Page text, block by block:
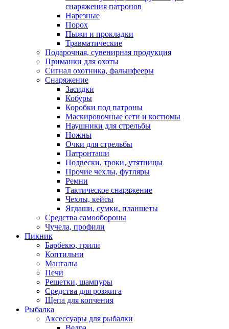
снаряжения патронов
Нарезные
Порох
Пыжи и прокладки
Травматические
Подарочная, сувенирная продукция
Приманки для охоты
Сигнал охотника, фальшфееры
Снаряжение
Засидки
Кобуры
Коробки под патроны
Маскировочные сети и костюмы
Наушники для стрельбы
Ножны
Очки для стрельбы
Патронташи
Подвески, троки, утятницы
Прочие чехлы, футляры
Ремни
Тактическое снаряжение
Чехлы, кейсы
Ягдаши, сумки, планшеты
Средства самообороны
Чучела, профили
Пикник
Барбекю, грили
Коптильни
Мангалы
Печи
Решетки, шампуры
Средства для розжига
Щепа для копчения
Рыбалка
Аксессуары для рыбалки